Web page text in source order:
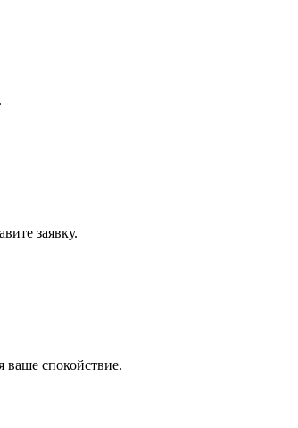
заявку.
спокойствие.